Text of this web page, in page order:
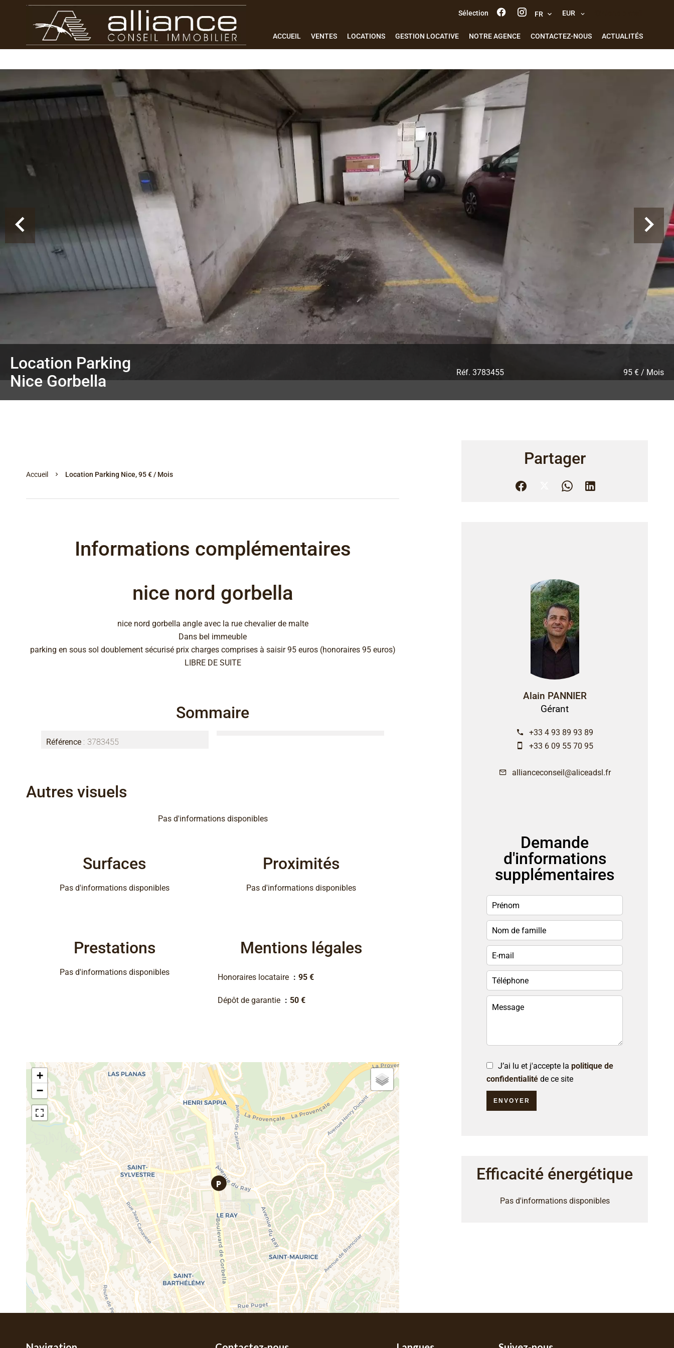
Sélection FR EUR
ACCUEIL VENTES LOCATIONS GESTION LOCATIVE NOTRE AGENCE CONTACTEZ-NOUS ACTUALITÉS
Location Parking
Nice Gorbella
Réf. 3783455 95 € / Mois
Accueil Location Parking Nice, 95 € / Mois
Informations complémentaires
nice nord gorbella
nice nord gorbella angle avec la rue chevalier de malte
Dans bel immeuble
parking en sous sol doublement sécurisé prix charges comprises à saisir 95 euros (honoraires 95 euros)
LIBRE DE SUITE
Sommaire
Référence 3783455
Autres visuels
Pas d'informations disponibles
Surfaces
Pas d'informations disponibles
Proximités
Pas d'informations disponibles
Prestations
Pas d'informations disponibles
Mentions légales
Honoraires locataire 95 €
Dépôt de garantie 50 €
+
−
Partager
Alain PANNIER
Gérant
+33 4 93 89 93 89
+33 6 09 55 70 95
allianceconseil@aliceadsl.fr
Demande
d'informations
supplémentaires
J’ai lu et j'accepte la politique de
confidentialité de ce site
ENVOYER
Efficacité énergétique
Pas d'informations disponibles